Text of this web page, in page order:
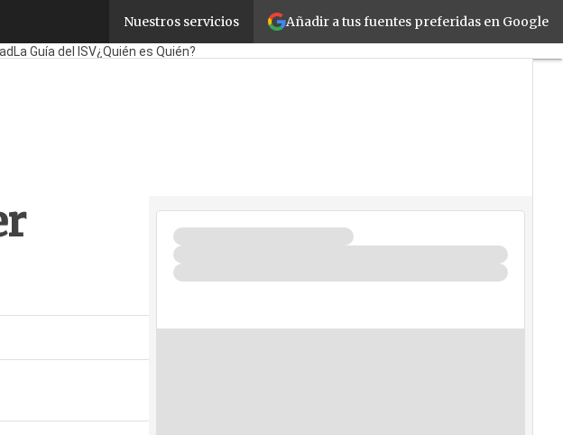
Añadir a tus fuentes preferidas en Google
Nuestros servicios
CorporateRetailCloudMovilidad
La Guía del ISV¿Quién es Quién?